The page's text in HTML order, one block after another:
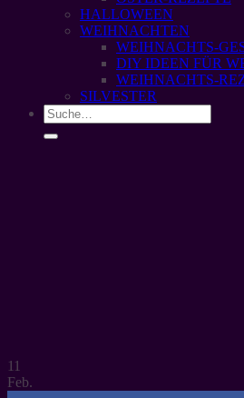
HALLOWEEN
WEIHNACHTEN
WEIHNACHTS-
DIY IDEEN FÜR
WEIHNACHTS-
SILVESTER
11
Feb.